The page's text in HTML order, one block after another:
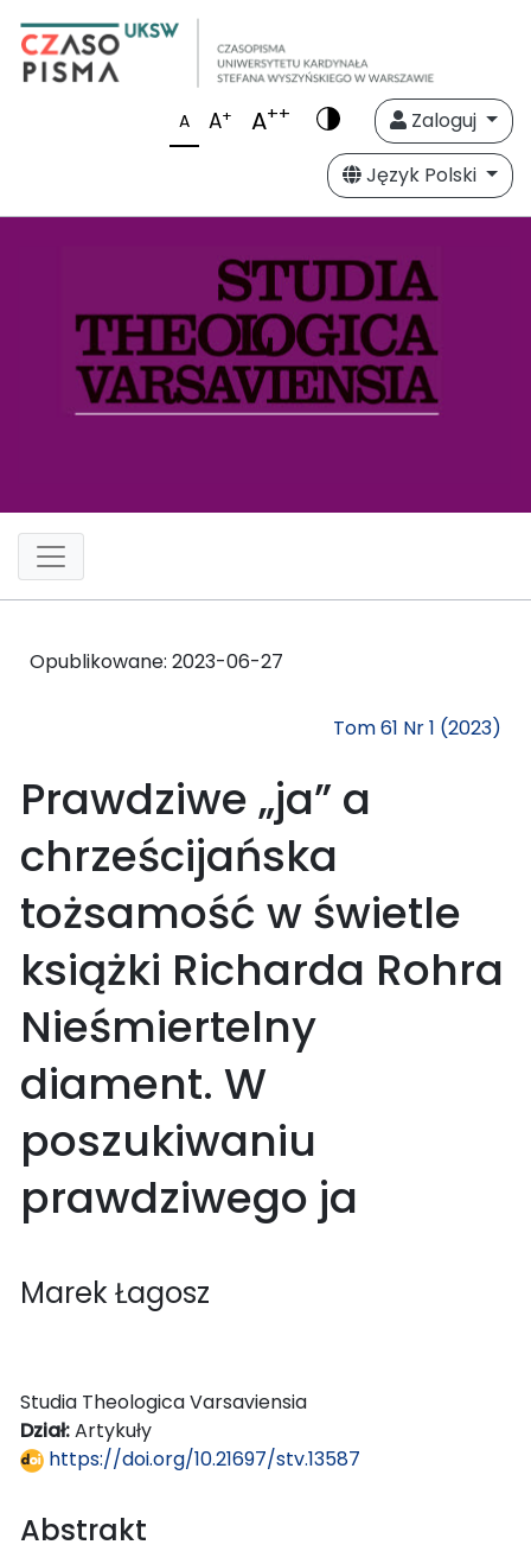
A A+ A++
Zaloguj
Język Polski
Opublikowane: 2023-06-27
Tom 61 Nr 1 (2023)
Prawdziwe „ja” a
chrześcijańska
tożsamość w świetle
książki Richarda Rohra
Nieśmiertelny
diament. W
poszukiwaniu
prawdziwego ja
Marek Łagosz
Studia Theologica Varsaviensia
Dział:Artykuły
https://doi.org/10.21697/stv.13587
Abstrakt